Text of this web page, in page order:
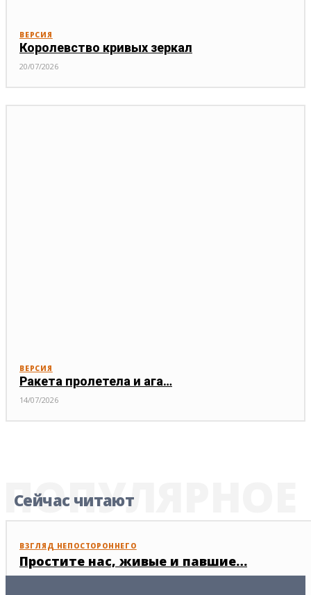
ВЕРСИЯ
Королевство кривых зеркал
20/07/2026
ВЕРСИЯ
Ракета пролетела и ага…
14/07/2026
Сейчас читают
ПОПУЛЯРНОЕ
ВЗГЛЯД НЕПОСТОРОННЕГО
Простите нас, живые и павшие…